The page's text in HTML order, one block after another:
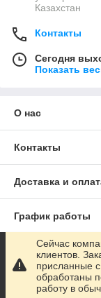
Казахстан
Контакты
Сегодня
Показать
О нас
Контакты
Доставка и
График работы
Полная версия
Сайт создан на
Сейчас
клиентов.
присланные
обработаны
работу в